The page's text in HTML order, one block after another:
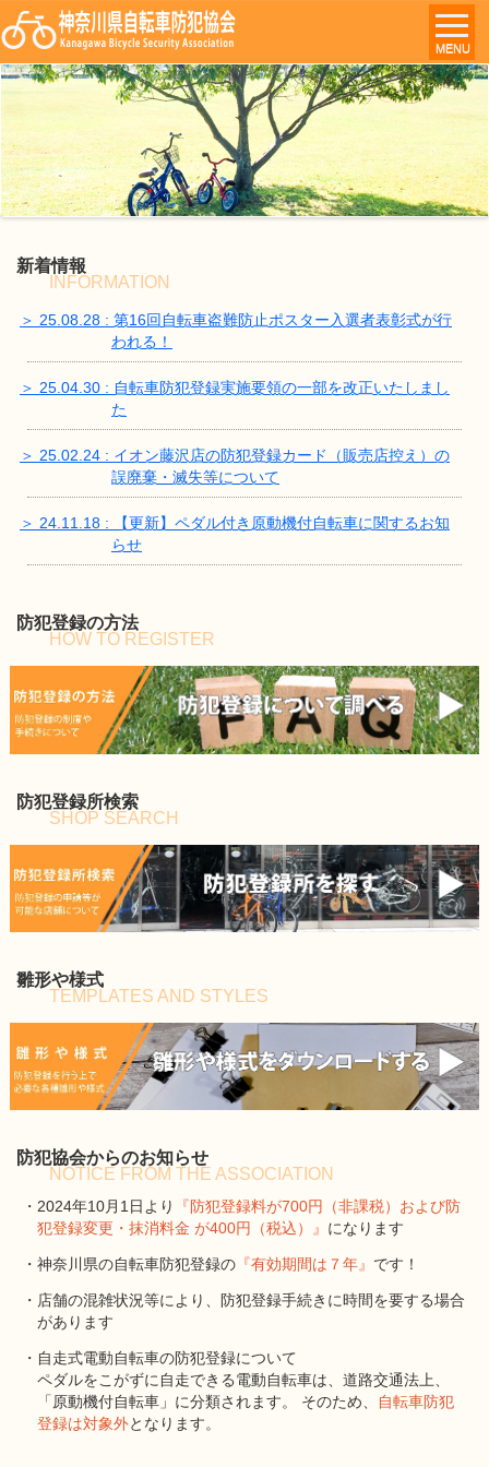
MENU
新着情報
INFORMATION
＞ 25.08.28 : 第16回自転車盗難防止ポスター入選者表彰式が行
われる！
＞ 25.04.30 : 自転車防犯登録実施要領の一部を改正いたしまし
た
＞ 25.02.24 : イオン藤沢店の防犯登録カード（販売店控え）の
誤廃棄・滅失等について
＞ 24.11.18 : 【更新】ペダル付き原動機付自転車に関するお知
らせ
防犯登録の方法
HOW TO REGISTER
防犯登録所検索
SHOP SEARCH
雛形や様式
TEMPLATES AND STYLES
防犯協会からのお知らせ
NOTICE FROM THE ASSOCIATION
・2024年10月1日より
『防犯登録料が700円（非課税）および防
犯登録変更・抹消料金 が400円（税込）』 になります
・神奈川県の自転車防犯登録の 『有効期間は７年』 です！
・店舗の混雑状況等により、防犯登録手続きに時間を要する場合
があります
・自走式電動自転車の防犯登録について
ペダルをこがずに自走できる電動自転車は、道路交通法上、
「原動機付自転車」に分類されます。 そのため、
自転車防犯
登録は対象外となります。